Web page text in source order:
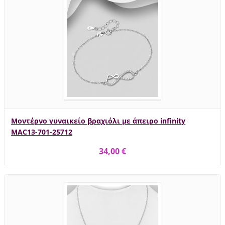
Μοντέρνο γυναικείο βραχιόλι με άπειρο infinity
MAC13-701-25712
34,00 €